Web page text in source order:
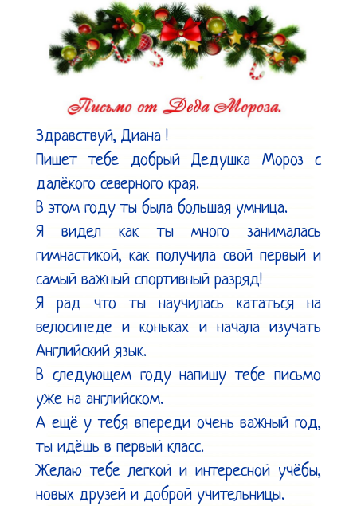
Здравствуй, Диана !
Пишет тебе добрый Дедушка Мороз с
далёкого северного края.
В этом году ты была большая умница.
Я видел как ты много занималась
гимнастикой, как получила свой первый и
самый важный спортивный разряд!
Я рад что ты научилась кататься на
велосипеде и коньках и начала изучать
Английский язык.
В следующем году напишу тебе письмо
уже на английском.
А ещё у тебя впереди очень важный год,
ты идёшь в первый класс.
Желаю тебе легкой и интересной учёбы,
новых друзей и доброй учительницы.